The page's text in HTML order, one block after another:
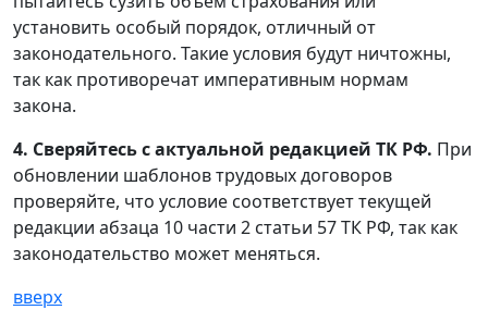
установить особый порядок, отличный от
законодательного. Такие условия будут ничтожны,
так как противоречат императивным нормам
закона.
4. Сверяйтесь с актуальной редакцией ТК РФ. При
обновлении шаблонов трудовых договоров
проверяйте, что условие соответствует текущей
редакции абзаца 10 части 2 статьи 57 ТК РФ, так как
законодательство может меняться.
вверх